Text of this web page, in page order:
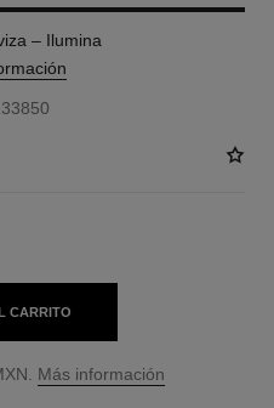
– Ilumina
CARRITO
Más información